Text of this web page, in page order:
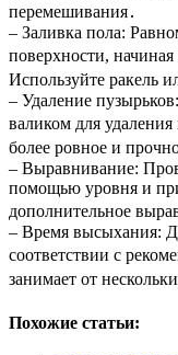
перемешивания․
– Заливка пола:
поверхности,
Используйте ракель
– Удаление
валиком для
более ровное и
– Выравнивание:
помощью уровня и
дополнительное
– Время высыхания:
соответствии с
занимает от
Похожие статьи: